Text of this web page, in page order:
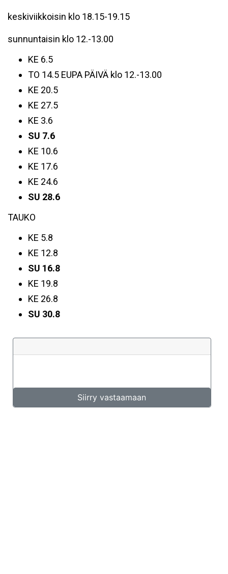
keskiviikkoisin klo 18.15-19.15
sunnuntaisin klo 12.-13.00
KE 6.5
TO 14.5 EUPA PÄIVÄ klo 12.-13.00
KE 20.5
KE 27.5
KE 3.6
SU 7.6
KE 10.6
KE 17.6
KE 24.6
SU 28.6
TAUKO
KE 5.8
KE 12.8
SU 16.8
KE 19.8
KE 26.8
SU 30.8